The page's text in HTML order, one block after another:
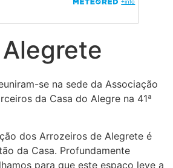
se na sede da Associação
da Casa do Alegre na 41ª
dos Arrozeiros de Alegrete é
da Casa. Profundamente
para que este espaço leve a